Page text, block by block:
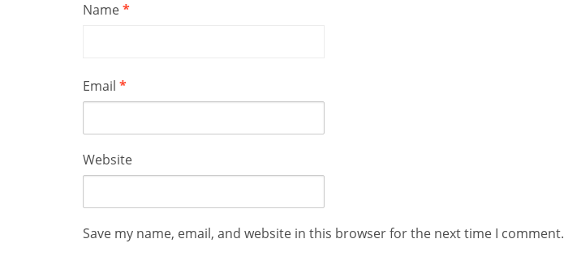
Name*
Email *
Website
Save my name, email, and website in this browser for the next time I comment.